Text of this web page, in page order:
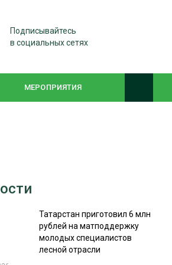
Подписывайтесь
в социальных сетях
МЕРОПРИЯТИЯ
Татарстан приготовил 6 млн
рублей на матподдержку
молодых специалистов
лесной отрасли